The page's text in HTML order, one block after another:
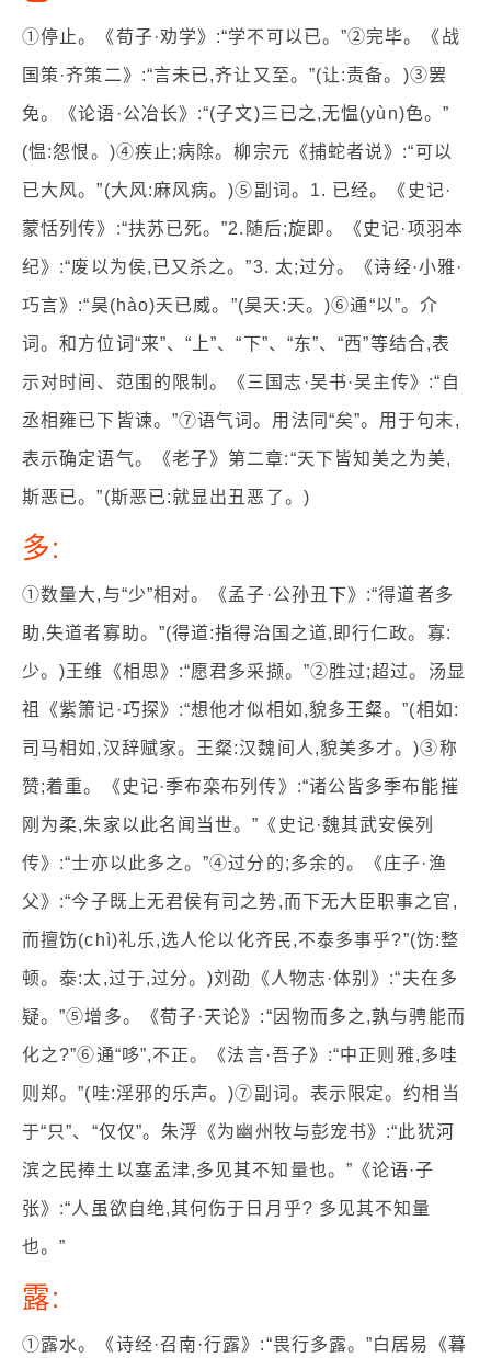
①停止。《荀子·劝学》:“学不可以已。”②完毕。《战
国策·齐策二》:“言未已,齐让又至。”(让:责备。)③罢
免。《论语·公冶长》:“(子文)三已之,无愠(yùn)色。”
(愠:怨恨。)④疾止;病除。柳宗元《捕蛇者说》:“可以
已大风。”(大风:麻风病。)⑤副词。1. 已经。《史记·
蒙恬列传》:“扶苏已死。”2.随后;旋即。《史记·项羽本
纪》:“废以为侯,已又杀之。”3. 太;过分。《诗经·小雅·
巧言》:“昊(hào)天已威。”(昊天:天。)⑥通“以”。介
词。和方位词“来”、“上”、“下”、“东”、“西”等结合,表
示对时间、范围的限制。《三国志·吴书·吴主传》:“自
丞相雍已下皆谏。”⑦语气词。用法同“矣”。用于句末,
表示确定语气。《老子》第二章:“天下皆知美之为美,
斯恶已。”(斯恶已:就显出丑恶了。)
多:
①数量大,与“少”相对。《孟子·公孙丑下》:“得道者多
助,失道者寡助。”(得道:指得治国之道,即行仁政。寡:
少。)王维《相思》:“愿君多采撷。”②胜过;超过。汤显
祖《紫箫记·巧探》:“想他才似相如,貌多王粲。”(相如:
司马相如,汉辞赋家。王粲:汉魏间人,貌美多才。)③称
赞;着重。《史记·季布栾布列传》:“诸公皆多季布能摧
刚为柔,朱家以此名闻当世。”《史记·魏其武安侯列
传》:“士亦以此多之。”④过分的;多余的。《庄子·渔
父》:“今子既上无君侯有司之势,而下无大臣职事之官,
而擅饬(chì)礼乐,选人伦以化齐民,不泰多事乎?”(饬:整
顿。泰:太,过于,过分。)刘劭《人物志·体别》:“夫在多
疑。”⑤增多。《荀子·天论》:“因物而多之,孰与骋能而
化之?”⑥通“哆”,不正。《法言·吾子》:“中正则雅,多哇
则郑。”(哇:淫邪的乐声。)⑦副词。表示限定。约相当
于“只”、“仅仅”。朱浮《为幽州牧与彭宠书》:“此犹河
滨之民捧土以塞孟津,多见其不知量也。”《论语·子
张》:“人虽欲自绝,其何伤于日月乎? 多见其不知量
也。”
露:
①露水。《诗经·召南·行露》:“畏行多露。”白居易《暮